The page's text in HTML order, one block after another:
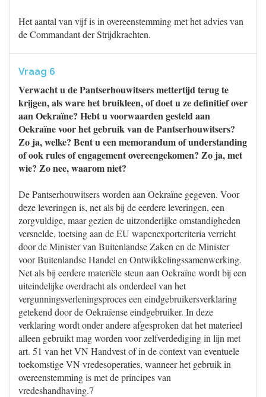
Het aantal van vijf is in overeenstemming met het advies van
de Commandant der Strijdkrachten.
Vraag 6
Verwacht u de Pantserhouwitsers mettertijd terug te
krijgen, als ware het bruikleen, of doet u ze definitief over
aan Oekraïne? Hebt u voorwaarden gesteld aan
Oekraïne voor het gebruik van de Pantserhouwitsers?
Zo ja, welke? Bent u een memorandum of understanding
of ook rules of engagement overeengekomen? Zo ja, met
wie? Zo nee, waarom niet?
De Pantserhouwitsers worden aan Oekraïne gegeven. Voor
deze leveringen is, net als bij de eerdere leveringen, een
zorgvuldige, maar gezien de uitzonderlijke omstandigheden
versnelde, toetsing aan de EU wapenexportcriteria verricht
door de Minister van Buitenlandse Zaken en de Minister
voor Buitenlandse Handel en Ontwikkelingssamenwerking.
Net als bij eerdere materiële steun aan Oekraïne wordt bij een
uiteindelijke overdracht als onderdeel van het
vergunningsverleningsproces een eindgebruikersverklaring
getekend door de Oekraïense eindgebruiker. In deze
verklaring wordt onder andere afgesproken dat het materieel
alleen gebruikt mag worden voor zelfverdediging in lijn met
art. 51 van het VN Handvest of in de context van eventuele
toekomstige VN vredesoperaties, wanneer het gebruik in
overeenstemming is met de principes van
vredeshandhaving.7